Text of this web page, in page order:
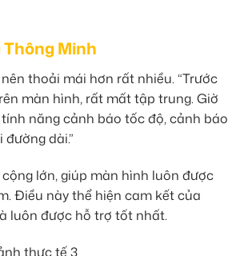
Thông Minh
thoải mái hơn rất nhiều. “Trước
màn hình, rất mất tập trung. Giờ
tính năng cảnh báo tốc độ, cảnh báo
dài.”
lớn, giúp màn hình luôn được
Điều này thể hiện cam kết của
luôn được hỗ trợ tốt nhất.